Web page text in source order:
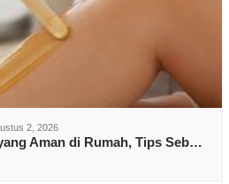
2, 2026
Aman di Rumah, Tips Seb…